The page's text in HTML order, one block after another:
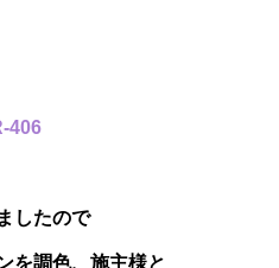
406
したので
を調色、施主様と